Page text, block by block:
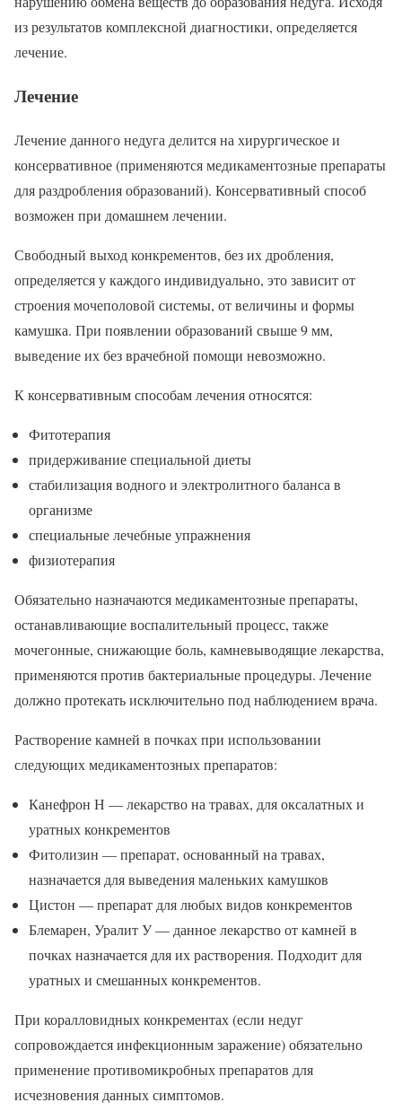
из результатов комплексной диагностики, определяется
лечение.
Лечение
Лечение данного недуга делится на хирургическое и
консервативное (применяются медикаментозные препараты
для раздробления образований). Консервативный способ
возможен при домашнем лечении.
Свободный выход конкрементов, без их дробления,
определяется у каждого индивидуально, это зависит от
строения мочеполовой системы, от величины и формы
камушка. При появлении образований свыше 9 мм,
выведение их без врачебной помощи невозможно.
К консервативным способам лечения относятся:
Фитотерапия
придерживание специальной диеты
стабилизация водного и электролитного баланса в
организме
специальные лечебные упражнения
физиотерапия
Обязательно назначаются медикаментозные препараты,
останавливающие воспалительный процесс, также
мочегонные, снижающие боль, камневыводящие лекарства,
применяются против бактериальные процедуры. Лечение
должно протекать исключительно под наблюдением врача.
Растворение камней в почках при использовании
следующих медикаментозных препаратов:
Канефрон Н — лекарство на травах, для оксалатных и
уратных конкрементов
Фитолизин — препарат, основанный на травах,
назначается для выведения маленьких камушков
Цистон — препарат для любых видов конкрементов
Блемарен, Уралит У — данное лекарство от камней в
почках назначается для их растворения. Подходит для
уратных и смешанных конкрементов.
При коралловидных конкрементах (если недуг
сопровождается инфекционным заражение) обязательно
применение противомикробных препаратов для
исчезновения данных симптомов.